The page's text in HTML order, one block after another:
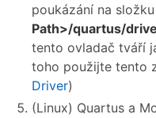
poukázání na složku
Path>/quartus/
tento ovladač tváří
toho použijte tento
Driver)
(Linux) Quartus a